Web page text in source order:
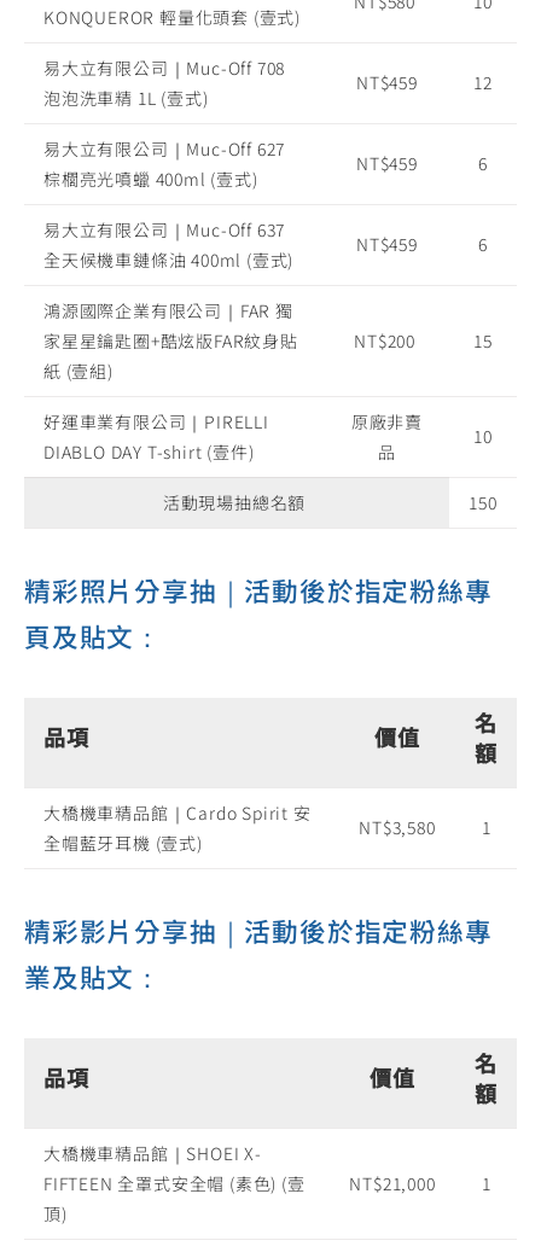
KONQUEROR 輕量化頭套 (壹式)
易大立有限公司｜Muc-Off 708
泡泡洗車精 1L (壹式)
NT$459 12
易大立有限公司｜Muc-Off 627
棕櫚亮光噴蠟 400ml (壹式)
NT$459 6
易大立有限公司｜Muc-Off 637
全天候機車鏈條油 400ml (壹式)
NT$459 6
鴻源國際企業有限公司｜FAR 獨
家星星鑰匙圈+酷炫版FAR紋身貼
紙 (壹組)
NT$200 15
好運車業有限公司｜PIRELLI
DIABLO DAY T-shirt (壹件)
原廠非賣
品
10
活動現場抽總名額 150
精彩照片分享抽｜活動後於指定粉絲專
頁及貼文：
品項 價值
名
額
大橋機車精品館｜Cardo Spirit 安
全帽藍牙耳機 (壹式)
NT$3,580 1
精彩影片分享抽｜活動後於指定粉絲專
業及貼文：
品項 價值
名
額
大橋機車精品館｜SHOEI X-
FIFTEEN 全罩式安全帽 (素色) (壹
頂)
NT$21,000 1